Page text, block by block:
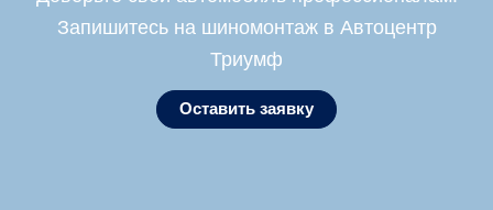
Запишитесь на шиномонтаж в Автоцентр
Триумф
Оставить заявку